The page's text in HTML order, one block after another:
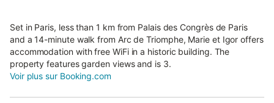
Set in Paris, less than 1 km from Palais des Congrès de Paris
and a 14-minute walk from Arc de Triomphe, Marie et Igor offers
accommodation with free WiFi in a historic building. The
property features garden views and is 3.
Voir plus sur Booking.com